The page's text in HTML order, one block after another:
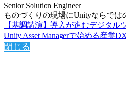
Senior Solution Engineer
ものづくりの現場にUnityならで
【基調講演】導入が進むデジタル
Unity Asset Managerで始める産業
閉じる